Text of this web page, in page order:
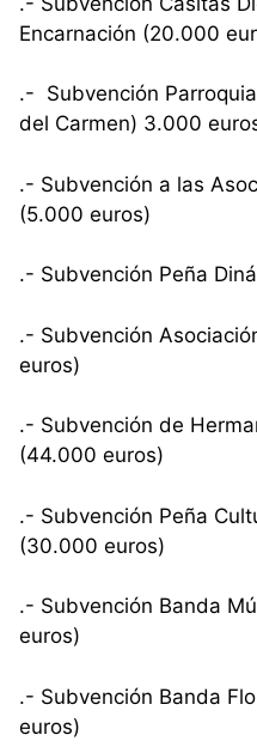
Encarnación (20.000
.- Subvención
del Carmen) 3.000
.- Subvención a las
(5.000 euros)
.- Subvención Peña
.- Subvención
euros)
.- Subvención de
(44.000 euros)
.- Subvención Peña
(30.000 euros)
.- Subvención Banda
euros)
.- Subvención Banda
euros)